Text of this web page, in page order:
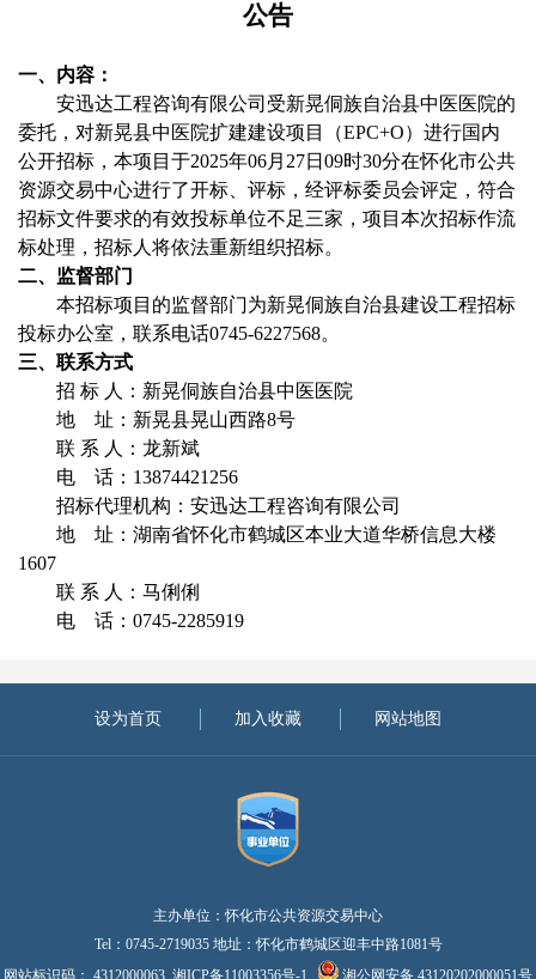
公告
一、内容：
安迅达工程咨询有限公司 受新晃侗族自治县中医医院的
委托，对新晃县中医院扩建建设项目（EPC+O）进行国内
公开招标，本项目于2025年06月27日09时30分在怀化市公共
资源交易中心进行了开标、评标，经评标委员会评定，符合
招标文件要求的有效投标单位不足三家，项目本次招标作流
标处理，招标人将依法重新组织招标。
二、监督部门
本招标项目的监督部门为新晃侗族自治县建设工程招标
投标办公室 ，联系电话0745-6227568。
三、联系方式
招 标 人：新晃侗族自治县中医医院
地
址： 新晃县晃山西路8号
联 系 人： 龙新斌
电
话： 13874421256
招标代理机构：安迅达工程咨询有限公司
地
址： 湖南省怀化市鹤城区本业大道华桥信息大楼
1607
联 系 人： 马俐俐
电
话： 0745-2285919
设为首页 加入收藏 网站地图
主办单位：怀化市公共资源交易中心
Tel：0745-2719035 地址：怀化市鹤城区迎丰中路1081号
网站标识码： 4312000063 湘ICP备11003356号-1 湘公网安备 43120202000051号